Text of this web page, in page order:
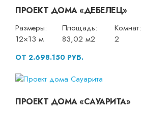
ПРОЕКТ ДОМА «ДЕБЕЛЕЦ»
Размеры:
12×13 м
Площадь:
83,02 м2
Комнат:
2
ОТ 2.698.150 РУБ.
ПРОЕКТ ДОМА «САУАРИТА»